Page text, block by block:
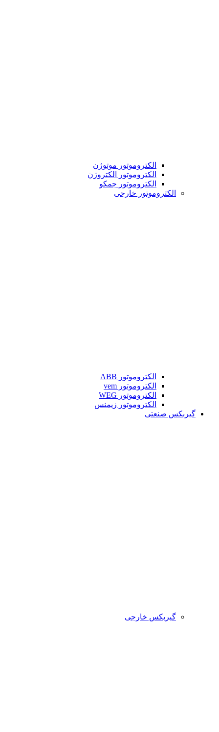
الکتروموتور موتوژن
الکتروموتور الکتروژن
الکتروموتور جمکو
الکتروموتور خارجی
الکتروموتور ABB
الکتروموتور vem
الکتروموتور WEG
الکتروموتور زیمنس
گیربکس صنعتی
گیربکس خارجی